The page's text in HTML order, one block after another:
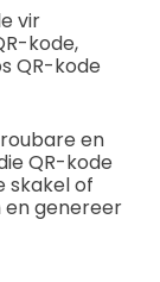
vir
kode,
QR-kode
en
QR-kode
skakel of
genereer